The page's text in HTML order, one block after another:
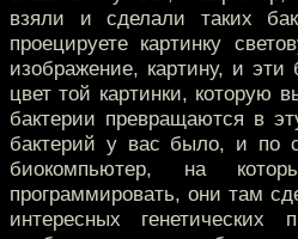
взяли и сделали таких
проецируете картинку
изображение, картину, и
цвет той картинки, которую
бактерии превращаются в
бактерий у вас было, и по
биокомпьютер, на
программировать, они там
интересных генетических